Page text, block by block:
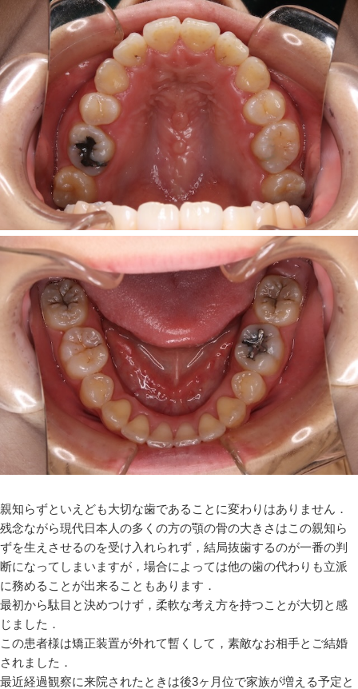
親知らずといえども大切な歯であることに変わりはありません．
残念ながら現代日本人の多くの方の顎の骨の大きさはこの親知ら
ずを生えさせるのを受け入れられず，結局抜歯するのが一番の判
断になってしまいますが，場合によっては他の歯の代わりも立派
に務めることが出来ることもあります．
最初から駄目と決めつけず，柔軟な考え方を持つことが大切と感
じました．
この患者様は矯正装置が外れて暫くして，素敵なお相手とご結婚
されました．
最近経過観察に来院されたときは後3ヶ月位で家族が増える予定と